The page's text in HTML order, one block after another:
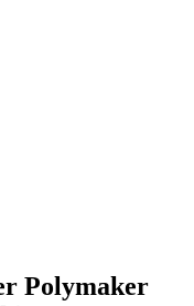
Polymaker